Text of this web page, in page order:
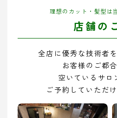
理想のカット・髪型は
店舗の
全店に優秀な技術者
お客様のご都
空いているサロ
ご予約していただ